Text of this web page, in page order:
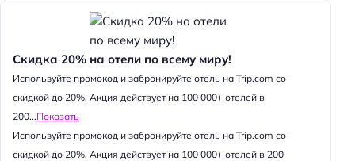
Скидка 20% на отели по всему миру!
Используйте промокод и забронируйте отель на Trip.com со
скидкой до 20%. Акция действует на 100 000+ отелей в
200...Показать
Используйте промокод и забронируйте отель на Trip.com со
скидкой до 20%. Акция действует на 100 000+ отелей в 200